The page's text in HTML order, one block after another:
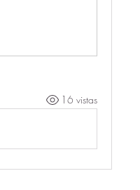
16 vistas